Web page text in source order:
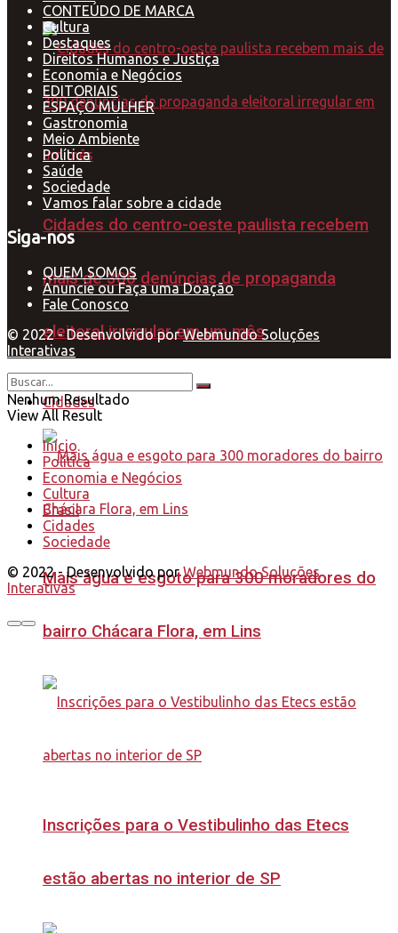
Cidades do centro-oeste paulista recebem
mais de 300 denúncias de propaganda
eleitoral irregular em um mês
Cidades
Mais água e esgoto para 300 moradores do
bairro Chácara Flora, em Lins
Inscrições para o Vestibulinho das Etecs
estão abertas no interior de SP
CONTEÚDO DE MARCA
Cultura
Destaques
Direitos Humanos e Justiça
Economia e Negócios
EDITORIAIS
ESPAÇO MULHER
Gastronomia
Meio Ambiente
Política
Saúde
Sociedade
Vamos falar sobre a cidade
Siga-nos
QUEM SOMOS
Anuncie ou Faça uma Doação
Fale Conosco
© 2022 - Desenvolvido porWebmundo Soluções
Interativas
Nenhum Resultado
View All Result
Início
Política
Economia e Negócios
Cultura
Brasil
Cidades
Sociedade
© 2022 - Desenvolvido porWebmundo Soluções
Interativas